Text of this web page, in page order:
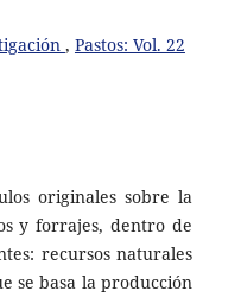
, Pastos: Vol. 22
originales sobre la
y forrajes, dentro de
recursos naturales
se basa la producción